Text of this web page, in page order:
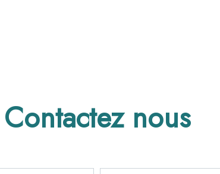
Contactez nous